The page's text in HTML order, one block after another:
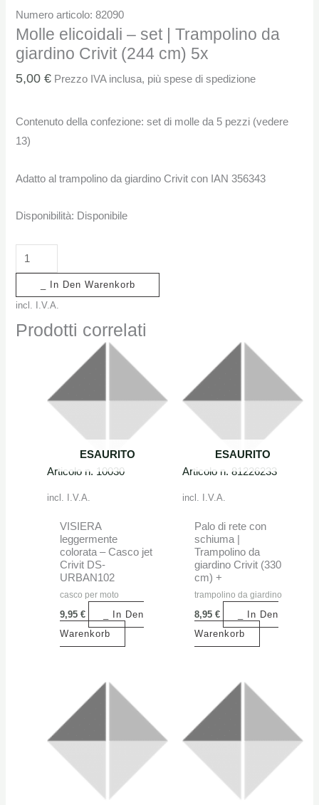
Numero articolo: 82090
Molle elicoidali – set | Trampolino da
giardino Crivit (244 cm) 5x
5,00€ Prezzo IVA inclusa, più spese di spedizione
Contenuto della confezione: set di molle da 5 pezzi (vedere
13)
Adatto al trampolino da giardino Crivit con IAN 356343
Disponibilità: Disponibile
_ In Den Warenkorb
incl. I.V.A.
Prodotti correlati
ESAURITO
Articolo n. 10030
incl. I.V.A.
VISIERA
leggermente
colorata – Casco jet
Crivit DS-
URBAN102
casco per moto
9,95 €
_ In Den
Warenkorb
ESAURITO
Articolo n. 81226233
incl. I.V.A.
Palo di rete con
schiuma |
Trampolino da
giardino Crivit (330
cm) +
trampolino da giardino
8,95€
_ In Den
Warenkorb